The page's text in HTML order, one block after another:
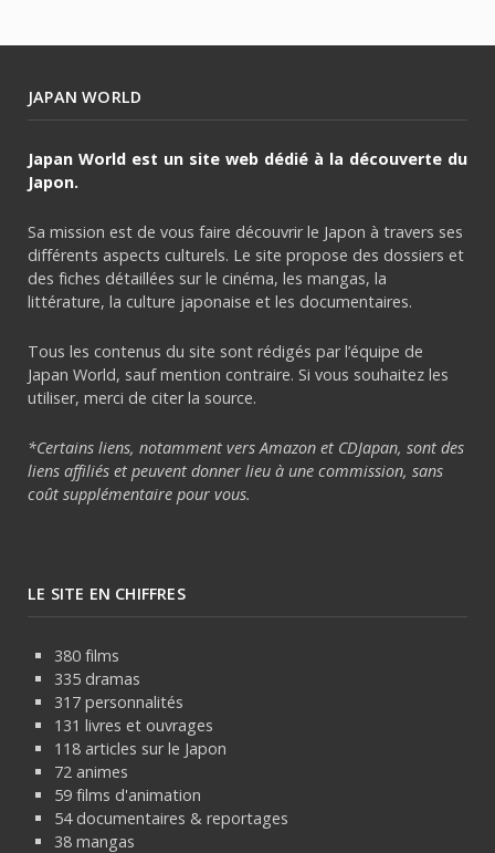
JAPAN WORLD
Japan World est un site web dédié à la découverte du
Japon.
Sa mission est de vous faire découvrir le Japon à travers ses
différents aspects culturels. Le site propose des dossiers et
des fiches détaillées sur le cinéma, les mangas, la
littérature, la culture japonaise et les documentaires.
Tous les contenus du site sont rédigés par l’équipe de
Japan World, sauf mention contraire. Si vous souhaitez les
utiliser, merci de citer la source.
*Certains liens, notamment vers Amazon et CDJapan, sont des
liens affiliés et peuvent donner lieu à une commission, sans
coût supplémentaire pour vous.
LE SITE EN CHIFFRES
380 films
335 dramas
317 personnalités
131 livres et ouvrages
118 articles sur le Japon
72 animes
59 films d'animation
54 documentaires & reportages
38 mangas